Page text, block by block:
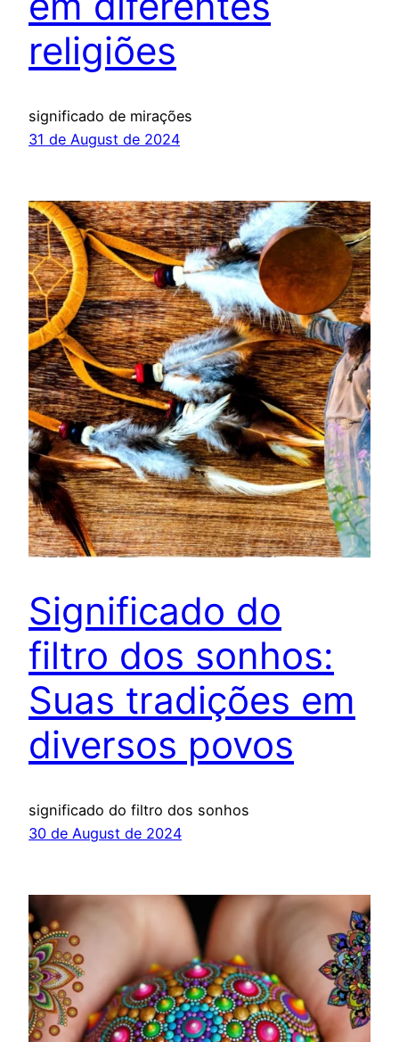
religiões
significado de mirações
31 de August de 2024
Significado do
filtro dos sonhos:
Suas tradições em
diversos povos
significado do filtro dos sonhos
30 de August de 2024